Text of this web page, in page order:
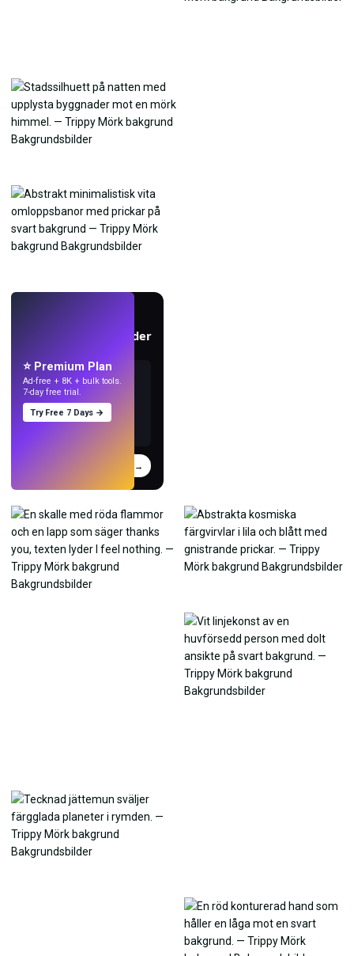
Skapa bakgrundsbilder
Prova →
⭐ Premium Plan
Ad-free + 8K + bulk tools.
7-day free trial.
Try Free 7 Days →